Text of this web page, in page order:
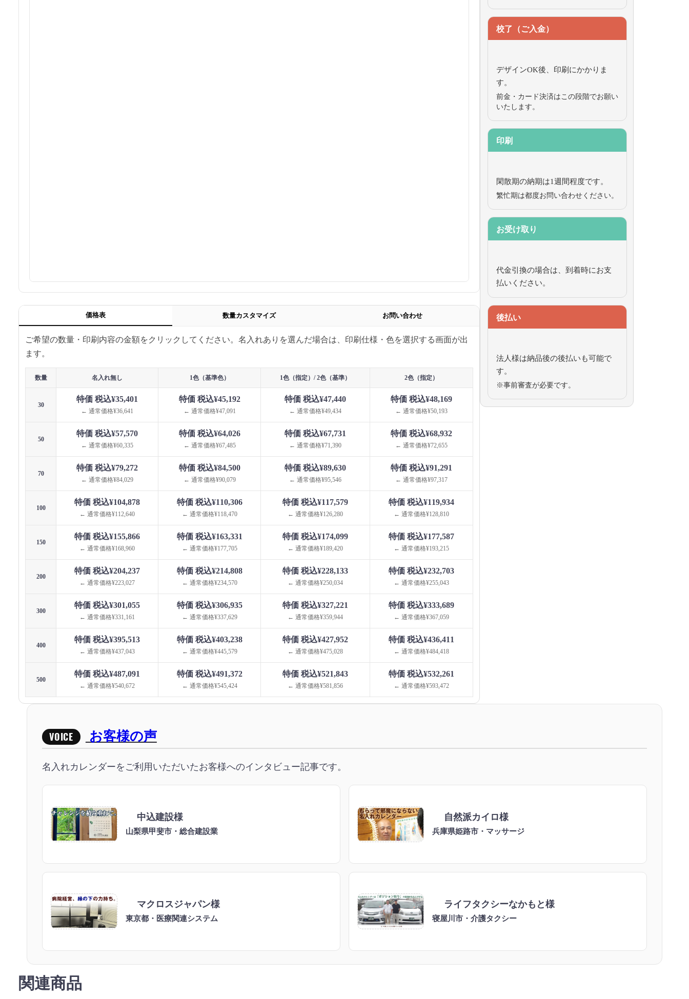
価格表 数量カスタマイズ お問い合わせ
ご希望の数量・印刷内容の金額をクリックしてください。名入れありを選んだ場合は、印刷仕様・色を選択する画面が出
ます。
数量 名入れ無し 1色（基準色） 1色（指定）/ 2色（基準） 2色（指定）
30
特価 税込¥35,401
← 通常価格¥36,641
特価 税込¥45,192
← 通常価格¥47,091
特価 税込¥47,440
← 通常価格¥49,434
特価 税込¥48,169
← 通常価格¥50,193
50
特価 税込¥57,570
← 通常価格¥60,335
特価 税込¥64,026
← 通常価格¥67,485
特価 税込¥67,731
← 通常価格¥71,390
特価 税込¥68,932
← 通常価格¥72,655
70
特価 税込¥79,272
← 通常価格¥84,029
特価 税込¥84,500
← 通常価格¥90,079
特価 税込¥89,630
← 通常価格¥95,546
特価 税込¥91,291
← 通常価格¥97,317
100
特価 税込¥104,878
← 通常価格¥112,640
特価 税込¥110,306
← 通常価格¥118,470
特価 税込¥117,579
← 通常価格¥126,280
特価 税込¥119,934
← 通常価格¥128,810
150
特価 税込¥155,866
← 通常価格¥168,960
特価 税込¥163,331
← 通常価格¥177,705
特価 税込¥174,099
← 通常価格¥189,420
特価 税込¥177,587
← 通常価格¥193,215
200
特価 税込¥204,237
← 通常価格¥223,027
特価 税込¥214,808
← 通常価格¥234,570
特価 税込¥228,133
← 通常価格¥250,034
特価 税込¥232,703
← 通常価格¥255,043
300
特価 税込¥301,055
← 通常価格¥331,161
特価 税込¥306,935
← 通常価格¥337,629
特価 税込¥327,221
← 通常価格¥359,944
特価 税込¥333,689
← 通常価格¥367,059
400
特価 税込¥395,513
← 通常価格¥437,043
特価 税込¥403,238
← 通常価格¥445,579
特価 税込¥427,952
← 通常価格¥475,028
特価 税込¥436,411
← 通常価格¥484,418
500
特価 税込¥487,091
← 通常価格¥540,672
特価 税込¥491,372
← 通常価格¥545,424
特価 税込¥521,843
← 通常価格¥581,856
特価 税込¥532,261
← 通常価格¥593,472
校了（ご入金）
デザインOK後、印刷にかかりま
す。
前金・カード決済はこの段階でお願い
いたします。
印刷
閑散期の納期は1週間程度です。
繁忙期は都度お問い合わせください。
お受け取り
代金引換の場合は、到着時にお支
払いください。
後払い
法人様は納品後の後払いも可能で
す。
※事前審査が必要です。
VOICE お客様の声
名入れカレンダーをご利用いただいたお客様へのインタビュー記事です。
中込建設様
山梨県甲斐市・総合建設業
自然派カイロ様
兵庫県姫路市・マッサージ
マクロスジャパン様
東京都・医療関連システム
ライフタクシーなかもと様
寝屋川市・介護タクシー
関連商品